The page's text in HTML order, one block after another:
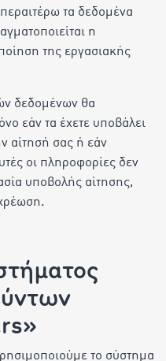
τα δεδομένα
η
της εργασιακής
δεδομένων θα
εάν τα έχετε υποβάλει
αίτησή σας ή εάν
οι πληροφορίες δεν
υποβολής αίτησης,
το σύστημα